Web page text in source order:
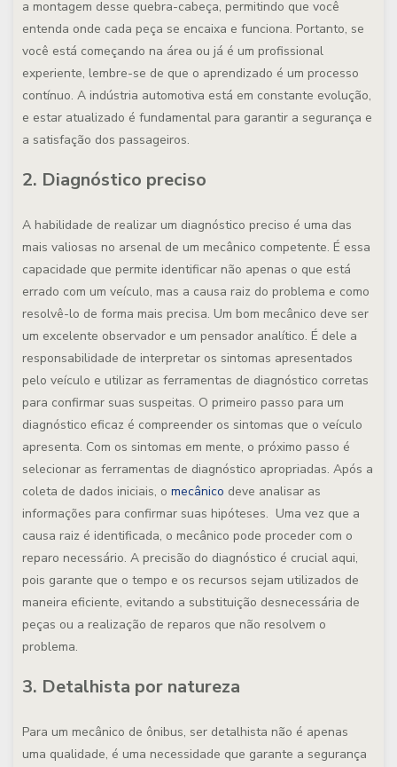
a montagem desse quebra-cabeça, permitindo que você
entenda onde cada peça se encaixa e funciona. Portanto, se
você está começando na área ou já é um profissional
experiente, lembre-se de que o aprendizado é um processo
contínuo. A indústria automotiva está em constante evolução,
e estar atualizado é fundamental para garantir a segurança e
a satisfação dos passageiros.
2. Diagnóstico preciso
A habilidade de realizar um diagnóstico preciso é uma das
mais valiosas no arsenal de um mecânico competente. É essa
capacidade que permite identificar não apenas o que está
errado com um veículo, mas a causa raiz do problema e como
resolvê-lo de forma mais precisa. Um bom mecânico deve ser
um excelente observador e um pensador analítico. É dele a
responsabilidade de interpretar os sintomas apresentados
pelo veículo e utilizar as ferramentas de diagnóstico corretas
para confirmar suas suspeitas. O primeiro passo para um
diagnóstico eficaz é compreender os sintomas que o veículo
apresenta. Com os sintomas em mente, o próximo passo é
selecionar as ferramentas de diagnóstico apropriadas. Após a
coleta de dados iniciais, o mecânico deve analisar as
informações para confirmar suas hipóteses. Uma vez que a
causa raiz é identificada, o mecânico pode proceder com o
reparo necessário. A precisão do diagnóstico é crucial aqui,
pois garante que o tempo e os recursos sejam utilizados de
maneira eficiente, evitando a substituição desnecessária de
peças ou a realização de reparos que não resolvem o
problema.
3. Detalhista por natureza
Para um mecânico de ônibus, ser detalhista não é apenas
uma qualidade, é uma necessidade que garante a segurança